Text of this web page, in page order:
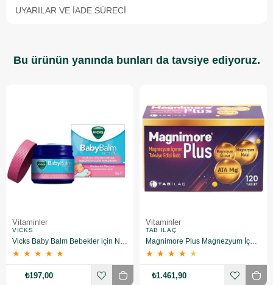
UYARILAR VE İADE SÜRECI
Bu ürünün yanında bunları da tavsiye ediyoruz.
Vitaminler
VICKS
★ ★ ★ ★ ★
₺197,00
Vitaminler
TAB İLAÇ
★ ★ ★ ★ ★
₺1.461,90